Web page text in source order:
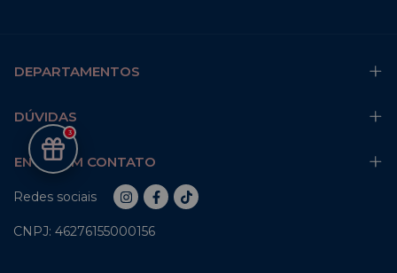
DEPARTAMENTOS
DÚVIDAS
ENTRE EM CONTATO
Redes sociais
CNPJ: 46276155000156
3